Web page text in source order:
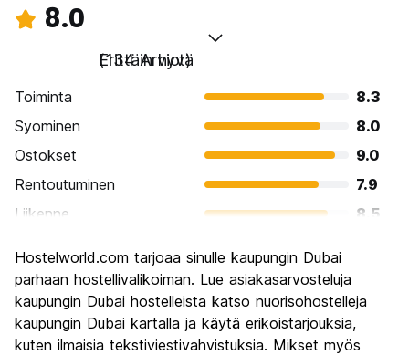
8.0
Erittäin hyvä
(134 Arviot)
Toiminta
8.3
Syominen
8.0
Ostokset
9.0
Rentoutuminen
7.9
Liikenne
8.5
Kulttuuri
Yöelämä
7.2
Rahanarvoinen
Hostelworld.com tarjoaa sinulle kaupungin Dubai
parhaan hostellivalikoiman. Lue asiakasarvosteluja
kaupungin Dubai hostelleista katso nuorisohostelleja
kaupungin Dubai kartalla ja käytä erikoistarjouksia,
kuten ilmaisia tekstiviestivahvistuksia. Mikset myös